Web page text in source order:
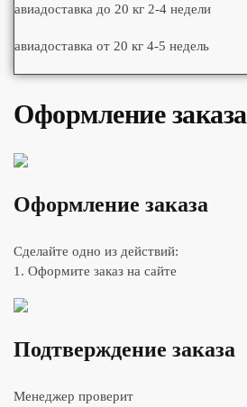
авиадоставка до 20 кг 2-4 недели
авиадоставка от 20 кг 4-5 недель
Оформление заказа
Оформление заказа
Сделайте одно из действий:
1. Оформите заказ на сайте
Подтверждение заказа
Менеджер проверит